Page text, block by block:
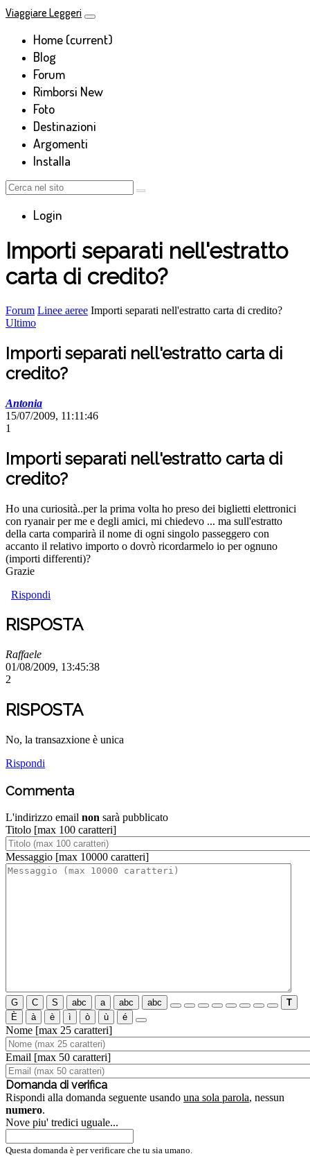
Viaggiare Leggeri
Home (current)
Blog
Forum
Rimborsi New
Foto
Destinazioni
Argomenti
Installa
Login
Importi separati nell'estratto
carta di credito?
Forum Linee aeree Importi separati nell'estratto carta di credito?
Ultimo
Importi separati nell'estratto carta di
credito?
Antonia
15/07/2009, 11:11:46
1
Importi separati nell'estratto carta di
credito?
Ho una curiosità..per la prima volta ho preso dei biglietti elettronici
con ryanair per me e degli amici, mi chiedevo ... ma sull'estratto
della carta comparirà il nome di ogni singolo passeggero con
accanto il relativo importo o dovrò ricordarmelo io per ognuno
(importi differenti)?
Grazie
Rispondi
RISPOSTA
Raffaele
01/08/2009, 13:45:38
2
RISPOSTA
No, la transazxione è unica
Rispondi
Commenta
L'indirizzo email non sarà pubblicato
Titolo [max 100 caratteri]
Messaggio [max 10000 caratteri]
G C S abc a abc abc
T
È
à è ì ò ù é
Nome [max 25 caratteri]
Email [max 50 caratteri]
Domanda di verifica
Rispondi alla domanda seguente usando una sola parola, nessun
numero.
Nove piu' tredici uguale...
Questa domanda è per verificare che tu sia umano.